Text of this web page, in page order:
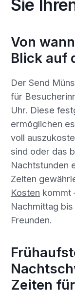
Sie
Von
Blick auf
Der Send
für
Uhr. Diese
ermöglichen
voll
sind oder das
Nachtstunden
Zeiten
Kosten kommt
Nachmittag
Freunden.
Zeiten